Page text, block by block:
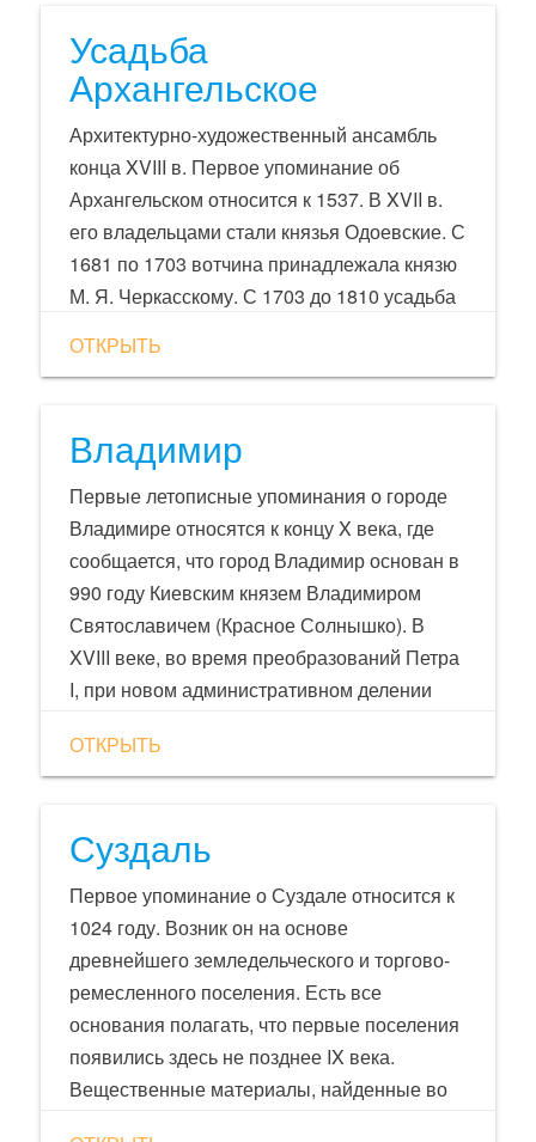
Усадьба
Архангельское
Архитектурно-художественный ансамбль
конца XVIII в. Первое упоминание об
Архангельском относится к 1537. В XVII в.
его владельцами стали князья Одоевские. С
1681 по 1703 вотчина принадлежала князю
М. Я. Черкасскому. С 1703 до 1810 усадьба
Архангельское приобрёл князь Н. Б.
дворец (арх. де Герн), заложенный ещё при
прежнем владельце, был завершён. В 1790-
х гг. по проекту итальянца Д. Тромбаро
перед дворцом были устроены три террасы
с мраморными балюстрадами. На террасах
разбиты цветники, балюстрады украшены
вазами, статуями, бюстами античных богов,
героев и философов. ru.wikipedia.org
ОТКРЫТЬ
Владимир
Первые летописные упоминания о городе
Владимире относятся к концу X века, где
сообщается, что город Владимир основан в
990 году Киевским князем Владимиром
Святославичем (Красное Солнышко). В
XVIII векe, во время преобразований Петра
I, при новом административном делении
центром одной из провинций Московской
губернии. А при Екатерине II в 1778 году
губернского и центра Владимиро-
Костромского наместничества под
управлением генерал-губернатора. В 1796
году, когда наместничества были
упразднены, город Владимир остался
центром одноименной губернии.
ОТКРЫТЬ
Суздаль
Первое упоминание о Суздале относится к
1024 году. Возник он на основе
древнейшего земледельческого и торгово-
ремесленного поселения. Есть все
основания полагать, что первые поселения
появились здесь не позднее IX века.
Вещественные материалы, найденные во